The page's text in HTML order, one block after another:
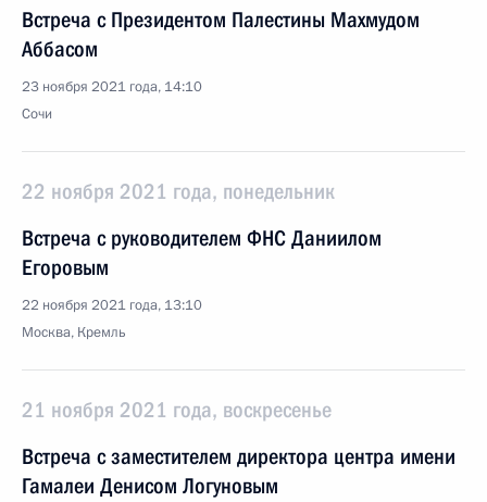
Встреча с Президентом Палестины Махмудом
Аббасом
23 ноября 2021 года, 14:10
Сочи
22 ноября 2021 года, понедельник
Встреча с руководителем ФНС Даниилом
Егоровым
22 ноября 2021 года, 13:10
Москва, Кремль
21 ноября 2021 года, воскресенье
Встреча с заместителем директора центра имени
Гамалеи Денисом Логуновым